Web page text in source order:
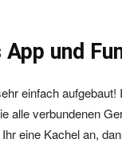
und
einfach aufgebaut!
alle verbundenen
eine Kachel an,